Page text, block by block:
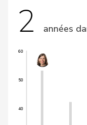
2 années
40
50
60